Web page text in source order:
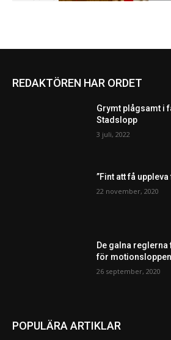
REDAKTÖREN HAR ORDET
Grymt plågsamt i
Stadslopp
3 juli, 2022
”Fint att få
22 november, 2020
De galna
för
26 september, 2020
POPULÄRA ARTIKLAR